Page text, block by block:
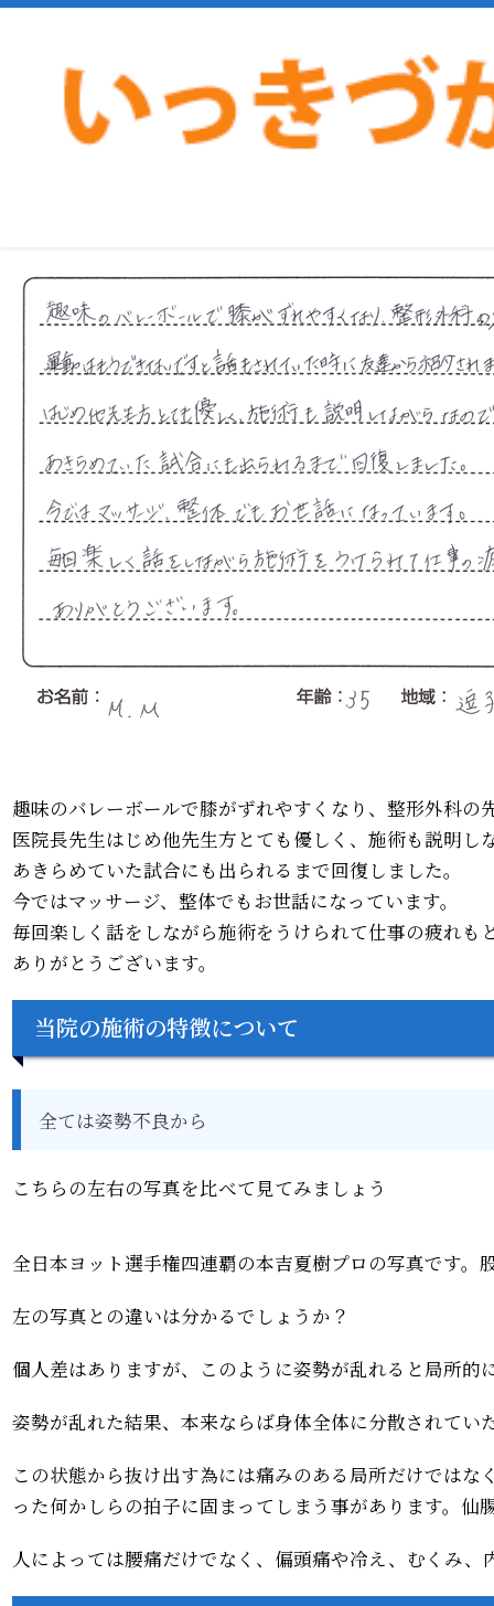
趣味のバレーボールで膝がずれやすくなり、整形外科
医院長先生はじめ他先生方とても優しく、施術も説明し
あきらめていた試合にも出られるまで回復しました。
今ではマッサージ、整体でもお世話になっています。
毎回楽しく話をしながら施術をうけられて仕事の疲れ
ありがとうございます。
当院の施術の特徴について
全ては姿勢不良から
こちらの左右の写真を比べて見てみましょう
全日本ヨット選手権四連覇の本吉夏樹プロの写真です。
左の写真との違いは分かるでしょうか？
個人差はありますが、このように姿勢が乱れると局所
姿勢が乱れた結果、本来ならば身体全体に分散されて
この状態から抜け出す為には痛みのある局所だけでは
った何かしらの拍子に固まってしまう事があります。 仙
人によっては腰痛だけでなく、偏頭痛や冷え、むくみ、